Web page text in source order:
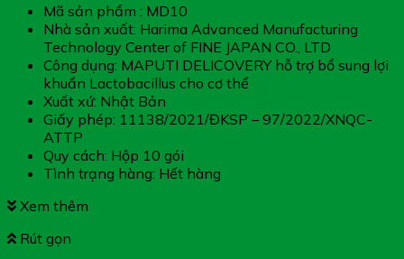
Mã sản phẩm : MD10
Nhà sản xuất: Harima Advanced Manufacturing
Technology Center of FINE JAPAN CO., LTD
Công dụng: MAPUTI DELICOVERY hỗ trợ bổ sung lợi
khuẩn Lactobacillus cho cơ thể
Xuất xứ: Nhật Bản
Giấy phép: 11138/2021/ĐKSP – 97/2022/XNQC-
ATTP
Quy cách: Hộp 10 gói
Tình trạng hàng: Hết hàng
Xem thêm
Rút gọn